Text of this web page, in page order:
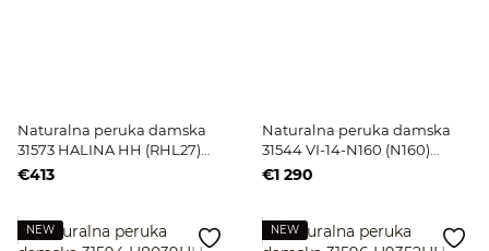
Naturalna peruka damska
31573 HALINA HH (RHL27)
Sredniej długości
€413
Naturalna peruka damska
31544 VI-14-N160 (N160)
Jasnobrązowe długie włosy
€1 290
NEW NEW